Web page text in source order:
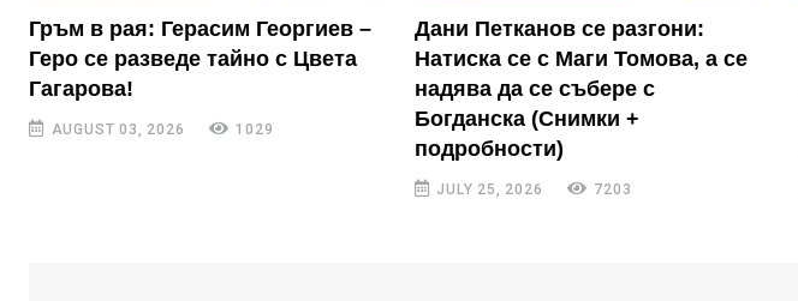
Гръм в рая: Герасим Георгиев –
Геро се разведе тайно с Цвета
Гагарова!
AUGUST 03, 2026 1029
Дани Петканов се разгони:
Натиска се с Маги Томова, а се
надява да се събере с
Богданска (Снимки +
подробности)
JULY 25, 2026 7203